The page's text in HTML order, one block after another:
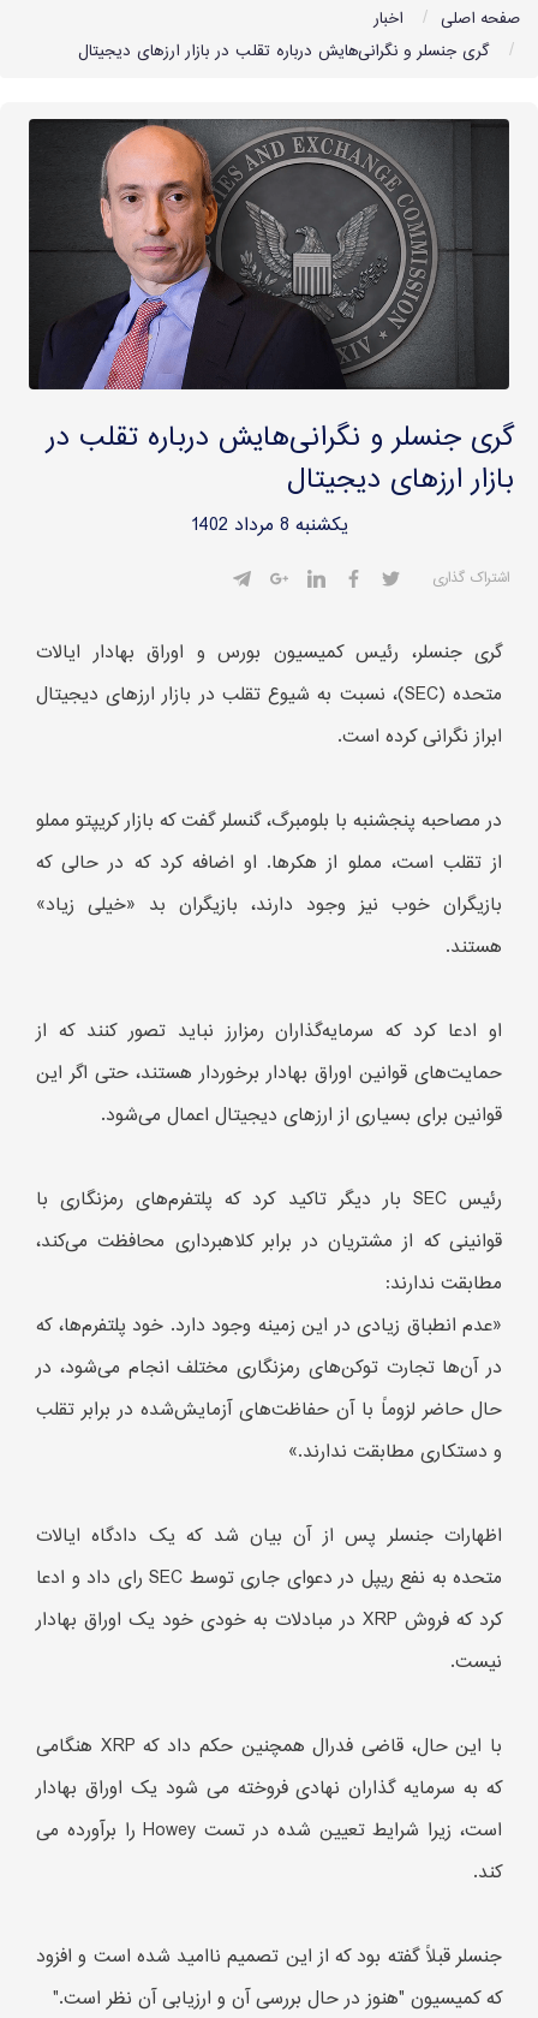
صفحه اصلی
اخبار
گری جنسلر و نگرانی‌هایش درباره تقلب در بازار ارزهای دیجیتال
گری جنسلر و نگرانی‌هایش درباره تقلب در
بازار ارزهای دیجیتال
یکشنبه 8 مرداد 1402
اشتراک گذاری
گری جنسلر، رئیس کمیسیون بورس و اوراق بهادار ایالات
متحده (SEC)، نسبت به شیوع تقلب در بازار ارزهای دیجیتال
ابراز نگرانی کرده است.
در مصاحبه پنجشنبه با بلومبرگ، گنسلر گفت که بازار کریپتو مملو
از تقلب است، مملو از هکرها. او اضافه کرد که در حالی که
بازیگران خوب نیز وجود دارند، بازیگران بد «خیلی زیاد»
هستند.
او ادعا کرد که سرمایه‌گذاران رمزارز نباید تصور کنند که از
حمایت‌های قوانین اوراق بهادار برخوردار هستند، حتی اگر این
قوانین برای بسیاری از ارزهای دیجیتال اعمال می‌شود.
رئیس SEC بار دیگر تاکید کرد که پلتفرم‌های رمزنگاری با
قوانینی که از مشتریان در برابر کلاهبرداری محافظت می‌کند،
مطابقت ندارند:
«عدم انطباق زیادی در این زمینه وجود دارد. خود پلتفرم‌ها، که
در آن‌ها تجارت توکن‌های رمزنگاری مختلف انجام می‌شود، در
حال حاضر لزوماً با آن حفاظت‌های آزمایش‌شده در برابر تقلب
و دستکاری مطابقت ندارند.»
اظهارات جنسلر پس از آن بیان شد که یک دادگاه ایالات
متحده به نفع ریپل در دعوای جاری توسط SEC رای داد و ادعا
کرد که فروش XRP در مبادلات به خودی خود یک اوراق بهادار
نیست.
با این حال، قاضی فدرال همچنین حکم داد که XRP هنگامی
که به سرمایه گذاران نهادی فروخته می شود یک اوراق بهادار
است، زیرا شرایط تعیین شده در تست Howey را برآورده می
کند.
جنسلر قبلاً گفته بود که از این تصمیم ناامید شده است و افزود
که کمیسیون "هنوز در حال بررسی آن و ارزیابی آن نظر است."